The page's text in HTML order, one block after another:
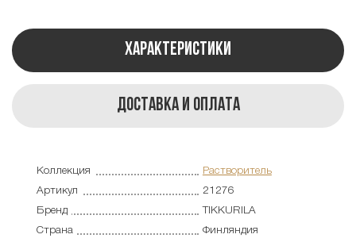
Характеристики
Доставка и оплата
Коллекция
Растворитель
Артикул
21276
Бренд
TIKKURILA
Страна
Финляндия